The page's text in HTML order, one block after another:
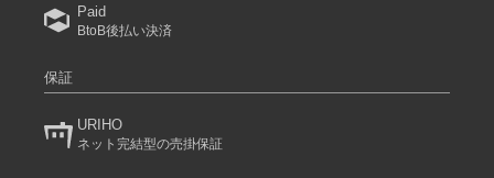
Paid
BtoB後払い決済
保証
URIHO
ネット完結型の売掛保証